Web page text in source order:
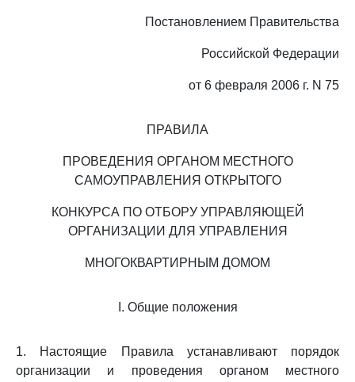
Постановлением Правительства
Российской Федерации
от 6 февраля 2006 г. N 75
ПРАВИЛА
ПРОВЕДЕНИЯ ОРГАНОМ МЕСТНОГО
САМОУПРАВЛЕНИЯ ОТКРЫТОГО
КОНКУРСА ПО ОТБОРУ УПРАВЛЯЮЩЕЙ
ОРГАНИЗАЦИИ ДЛЯ УПРАВЛЕНИЯ
МНОГОКВАРТИРНЫМ ДОМОМ
I. Общие положения
1. Настоящие Правила устанавливают порядок
организации и проведения органом местного